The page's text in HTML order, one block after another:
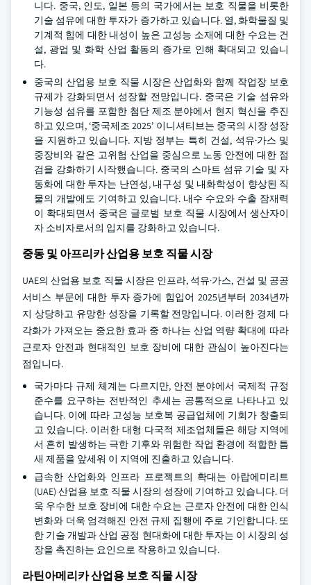
니다. 중국, 인도, 일본 등의 국가에서는 보호 직물을 비롯한
기술 섬유에 대한 투자가 증가하고 있습니다. 열, 화학물질 및
기계적 힘에 대한 내성이 높은 고성능 소재에 대한 수요는 건
설, 광업 및 화학 산업 활동의 증가로 인해 확대되고 있습니
다.
중국의 산업용 보호 직물 시장은 산업화와 함께 작업장 보호
규제가 강화되면서 성장할 전망입니다. 중국은 기술 섬유와
기능성 섬유를 포함한 첨단 제조 분야에서 현지 혁신을 추진
하고 있으며, ‘중국제조 2025’ 이니셔티브는 중국의 시장 성장
을 지원하고 있습니다. 지방 정부는 특히 건설, 석유·가스 및
중장비와 같은 고위험 산업을 중심으로 노동 안전에 대한 점
검을 강화하기 시작했습니다. 중국의 스마트 섬유 기술 및 자
동화에 대한 투자는 난연성, 내구성 및 내화학성이 향상된 직
물의 개발에도 기여하고 있습니다. 내수 수요와 수출 잠재력
이 확대되면서 중국은 글로벌 보호 직물 시장에서 생산자이
자 소비자로서의 입지를 강화하고 있습니다.
중동 및 아프리카 산업용 보호 직물 시장
UAE의 산업용 보호 직물 시장은 인프라, 석유·가스, 건설 및 공공
서비스 부문에 대한 투자 증가에 힘입어 2025년부터 2034년까
지 상당하고 유망한 성장을 기록할 전망입니다. 이러한 경제 다
각화가 가져오는 중요한 효과 중 하나는 산업 역량 확대에 따라
근로자 안전과 현대적인 보호 장비에 대한 관심이 높아진다는
점입니다.
국가마다 규제 체계는 다르지만, 안전 분야에서 국제적 규정
준수를 요구하는 전반적인 추세는 공통적으로 나타나고 있
습니다. 이에 따라 고성능 보호복 공급업체에 기회가 창출되
고 있습니다. 이러한 대형 다국적 제조업체들은 해당 지역에
서 흔히 발생하는 극한 기후와 위험한 작업 환경에 적합한 틈
새 제품을 앞세워 이 지역에 진출하고 있습니다.
급속한 산업화와 인프라 프로젝트의 확대는 아랍에미리트
(UAE) 산업용 보호 직물 시장의 성장에 기여하고 있습니다. 더
욱 우수한 보호 장비에 대한 수요는 근로자 안전에 대한 인식
변화와 더욱 엄격해진 안전 규제 집행에 주로 기인합니다. 또
한 기술 개발과 산업 공정 현대화에 대한 투자는 이 시장의 성
장을 촉진하는 요인으로 작용하고 있습니다.
라틴아메리카 산업용 보호 직물 시장